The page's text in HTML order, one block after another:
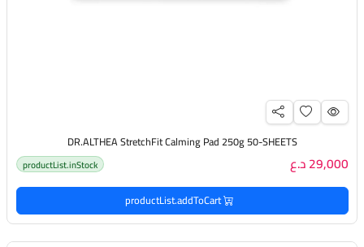
DR.ALTHEA StretchFit Calming Pad 250g 50-SHEETS
29,000 د.ع productList.inStock
productList.addToCart